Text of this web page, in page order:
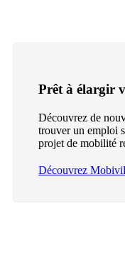
Prêt à élargir
Découvrez de
trouver un emploi
projet de mobilité
Découvrez